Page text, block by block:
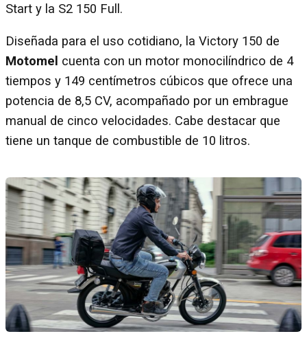
Start y la S2 150 Full.
Diseñada para el uso cotidiano, la Victory 150 de
Motomel cuenta con un motor monocilíndrico de 4
tiempos y 149 centímetros cúbicos que ofrece una
potencia de 8,5 CV, acompañado por un embrague
manual de cinco velocidades. Cabe destacar que
tiene un tanque de combustible de 10 litros.